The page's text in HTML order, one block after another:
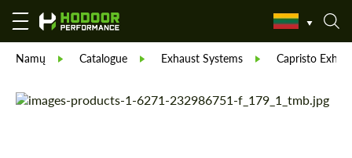
Namų Catalogue Exhaust Systems Capristo